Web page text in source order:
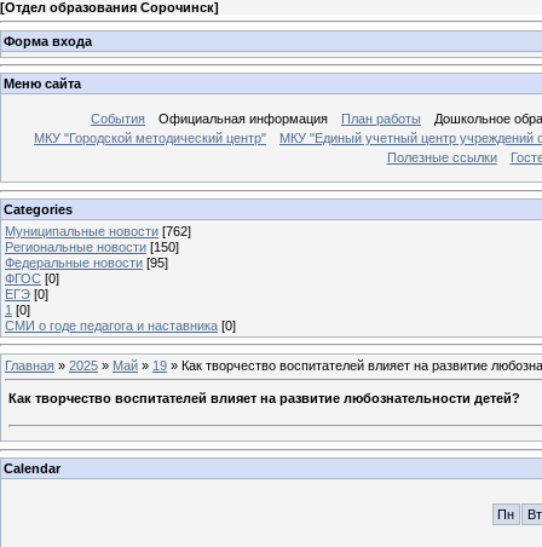
[Отдел образования Сорочинск]
Форма входа
Меню сайта
События Официальная информация План работы
Дошкольное
МКУ "Городской методический центр"
МКУ "Единый учетный центр учреждений
Полезные ссылки
Categories
Муниципальные новости [762]
Региональные новости [150]
Федеральные новости [95]
ФГОС [0]
ЕГЭ [0]
1 [0]
СМИ о годе педагога и наставника [0]
Главная » 2025 » Май » 19 » Как творчество воспитателей влияет на развитие
Как творчество воспитателей влияет на развитие любознательности детей?
Calendar
Пн Вт